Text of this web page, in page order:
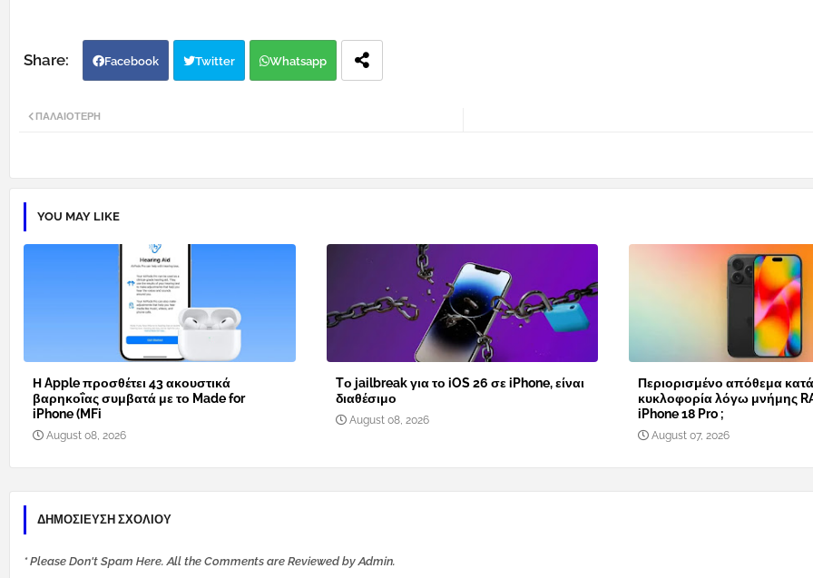
Facebook Twitter Whatsapp
ΠΑΛΑΙΌΤΕΡΗ
YOU MAY LIKE
Η Apple προσθέτει 43 ακουστικά
βαρηκοΐας συμβατά με το Made for
iPhone (MFi
August 08, 2026
Tο jailbreak για το iOS 26 σε iPhone, είναι
διαθέσιμο
August 08, 2026
Περιορισμένο απόθεμα
κυκλοφορία λόγω μνήμης
iPhone 18 Pro ;
August 07, 2026
ΔΗΜΟΣΊΕΥΣΗ ΣΧΟΛΊΟΥ
* Please Don't Spam Here. All the Comments are Reviewed by Admin.